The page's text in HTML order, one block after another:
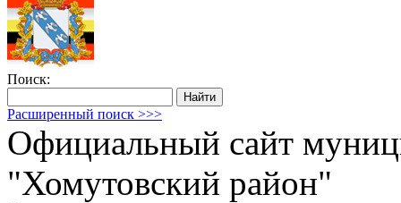
Поиск:
Расширенный поиск >>>
Официальный сайт
"Хомутовский район"